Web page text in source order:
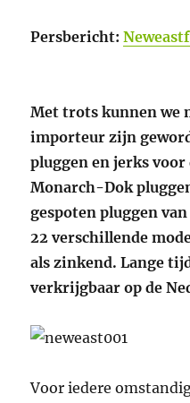
Persbericht:
Met trots kunnen we
importeur zijn
pluggen en jerks
Monarch-Dok
gespoten pluggen
22 verschillende
als zinkend. Lange
verkrijgbaar op de
Voor iedere